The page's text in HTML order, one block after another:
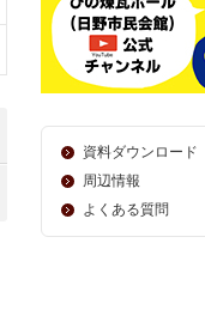
資料ダウンロード
周辺情報
よくある質問